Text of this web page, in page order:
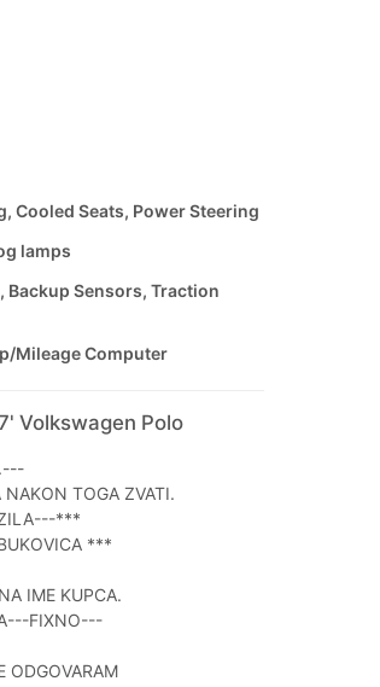
Cooled Seats, Power Steering
lamps
Backup Sensors, Traction
Mileage Computer
Volkswagen Polo
NAKON TOGA ZVATI.
***
***
IME KUPCA.
FIXNO---
ODGOVARAM